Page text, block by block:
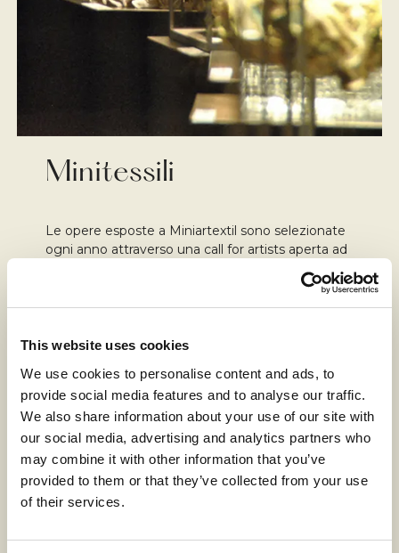
This website uses cookies
We use cookies to personalise content and ads, to
provide social media features and to analyse our traffic.
We also share information about your use of our site with
our social media, advertising and analytics partners who
may combine it with other information that you’ve
provided to them or that they’ve collected from your use
of their services.
Minitessili
Le opere esposte a Miniartextil sono selezionate
ogni anno attraverso una call for artists aperta ad
artisti di tutto il mondo; una giuria decreta i 54
lavori più interessanti: il loro numero non muta
mai.
I circa 4.000 artisti creatori di minitessili che oggi
selezioni sempre differenti, a esposizioni nelle
varie sedi della mostra, italiane ed europee.
Diversi artisti che hanno messo la loro firma sui
mini sono poi approdati alla Biennale di Venezia,
Documenta, Manifesta e in importanti collezioni
pubbliche e private.
I nove Minitessili esposti in DE FILO sono stati